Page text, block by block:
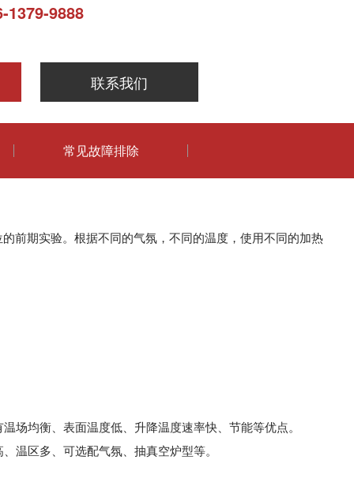
1379-9888
联系我们
常见故障排除
前期实验。根据不同的气氛，不同的温度，使用不同的加热
场均衡、表面温度低、升降温度速率快、节能等优点。
温区多、可选配气氛、抽真空炉型等。